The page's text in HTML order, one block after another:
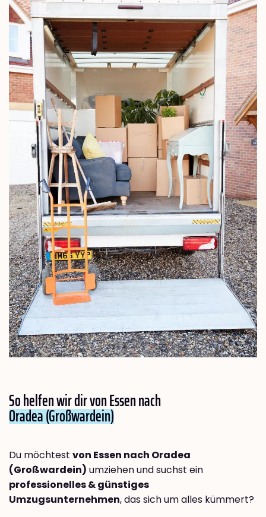
So helfen wir dir von Essen nach
Oradea (Großwardein)
Du möchtest von Essen nach Oradea
(Großwardein) umziehen und suchst ein
professionelles & günstiges
Umzugsunternehmen, das sich um alles kümmert?